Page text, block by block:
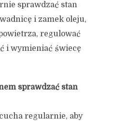
sprawdzać stan
i zamek oleju,
regulować
i wymieniać świecę
sprawdzać stan
regularnie, aby